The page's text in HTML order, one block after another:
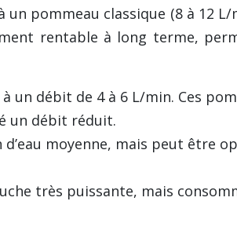
pommeau classique (8 à 12
rentable à long terme,
un débit de 4 à 6 L/min. Ces
un débit réduit.
moyenne, mais peut être
très puissante, mais